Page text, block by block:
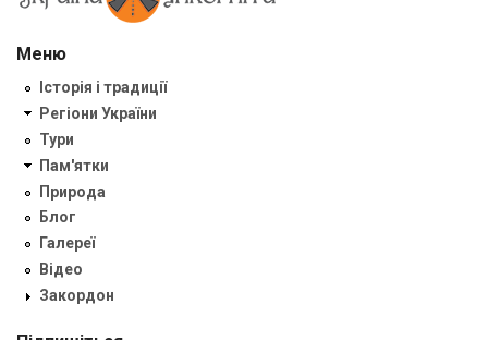
Меню
Історія і традиції
Регіони України
Тури
Пам'ятки
Природа
Блог
Галереї
Відео
Закордон